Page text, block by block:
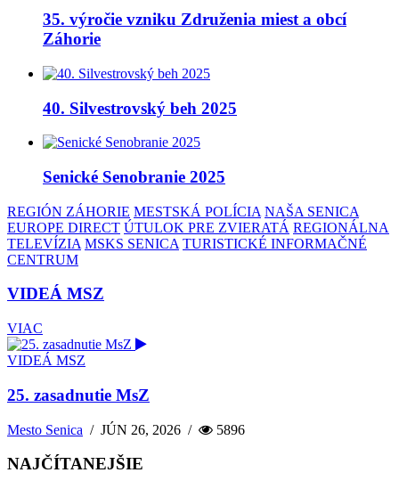
35. výročie vzniku Združenia miest a obcí
Záhorie
40. Silvestrovský beh 2025
Senické Senobranie 2025
REGIÓN ZÁHORIE MESTSKÁ POLÍCIA NAŠA SENICA
EUROPE DIRECT ÚTULOK PRE ZVIERATÁ REGIONÁLNA
TELEVÍZIA MSKS SENICA TURISTICKÉ INFORMAČNÉ
CENTRUM
VIDEÁ MSZ
VIAC
VIDEÁ MSZ
25. zasadnutie MsZ
Mesto Senica /JÚN 26, 2026 / 5896
NAJČÍTANEJŠIE